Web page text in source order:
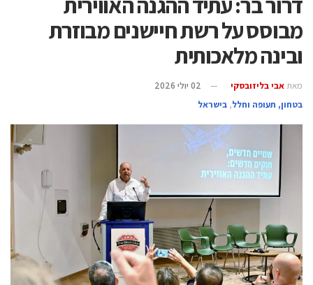
מבוסס על רשת חיישנים מבוזרת
ובינה מלאכותית
מאת אבי בליזובסקי
02 יולי 2026
בטחון, תעופה וחלל, בישראל